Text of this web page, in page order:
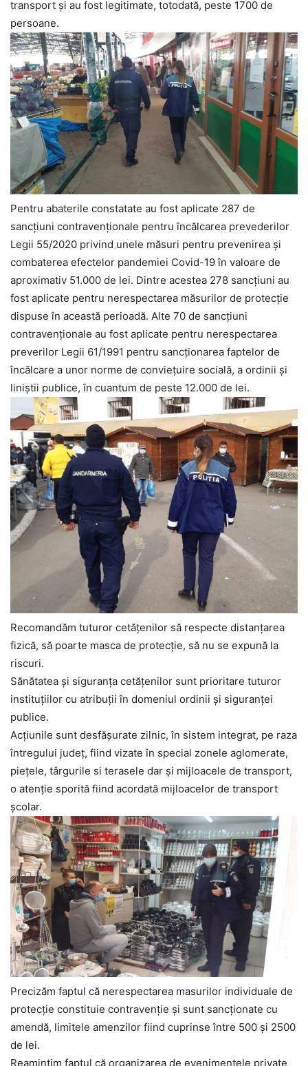
transport și au fost legitimate, totodată, peste 1700 de
persoane.
Pentru abaterile constatate au fost aplicate 287 de
sancţiuni contravenţionale pentru încălcarea prevederilor
Legii 55/2020 privind unele măsuri pentru prevenirea şi
combaterea efectelor pandemiei Covid-19 în valoare de
aproximativ 51.000 de lei. Dintre acestea 278 sancțiuni au
fost aplicate pentru nerespectarea măsurilor de protecţie
dispuse în această perioadă. Alte 70 de sancţiuni
contravenţionale au fost aplicate pentru nerespectarea
preverilor Legii 61/1991 pentru sancţionarea faptelor de
încălcare a unor norme de convieţuire socială, a ordinii şi
liniştii publice, în cuantum de peste 12.000 de lei.
Recomandăm tuturor cetăţenilor să respecte distanțarea
fizică, să poarte masca de protecție, să nu se expună la
riscuri.
Sănătatea și siguranța cetățenilor sunt prioritare tuturor
instituțiilor cu atribuții în domeniul ordinii și siguranței
publice.
Acțiunile sunt desfășurate zilnic, în sistem integrat, pe raza
întregului județ, fiind vizate în special zonele aglomerate,
piețele, târgurile si terasele dar și mijloacele de transport,
o atenţie sporită fiind acordată mijloacelor de transport
școlar.
Precizăm faptul că nerespectarea masurilor individuale de
protecție constituie contravenție și sunt sancționate cu
amendă, limitele amenzilor fiind cuprinse între 500 și 2500
de lei.
Reamintim faptul că organizarea de evenimentele private